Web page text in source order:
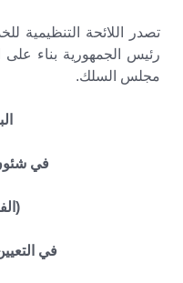
تصدر اللائحة التنظيمية
رئيس الجمهورية بناء على
مجلس السلك.
في
في